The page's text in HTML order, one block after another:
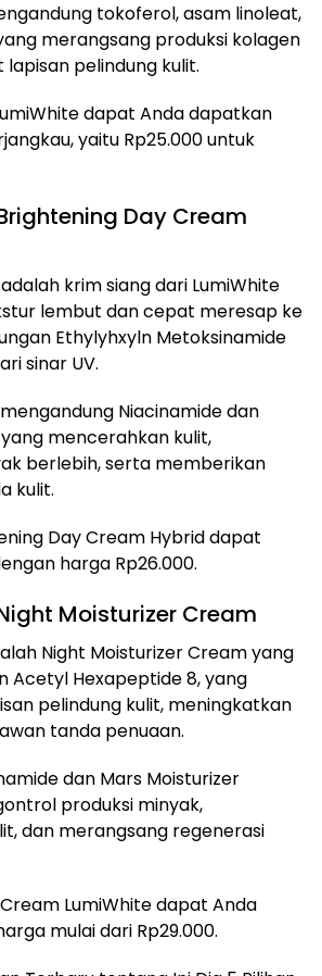
tokoferol, asam linoleat,
merangsang produksi kolagen
pelindung kulit.
dapat Anda dapatkan
yaitu Rp25.000 untuk
Day Cream
krim siang dari LumiWhite
lembut dan cepat meresap ke
Ethylyhxyln Metoksinamide
sinar UV.
Niacinamide dan
mencerahkan kulit,
berlebih, serta memberikan
kulit.
Day Cream Hybrid dapat
harga Rp26.000.
Moisturizer Cream
Night Moisturizer Cream yang
Acetyl Hexapeptide 8, yang
pelindung kulit, meningkatkan
tanda penuaan.
dan Mars Moisturizer
produksi minyak,
dan merangsang regenerasi
LumiWhite dapat Anda
mulai dari Rp29.000.